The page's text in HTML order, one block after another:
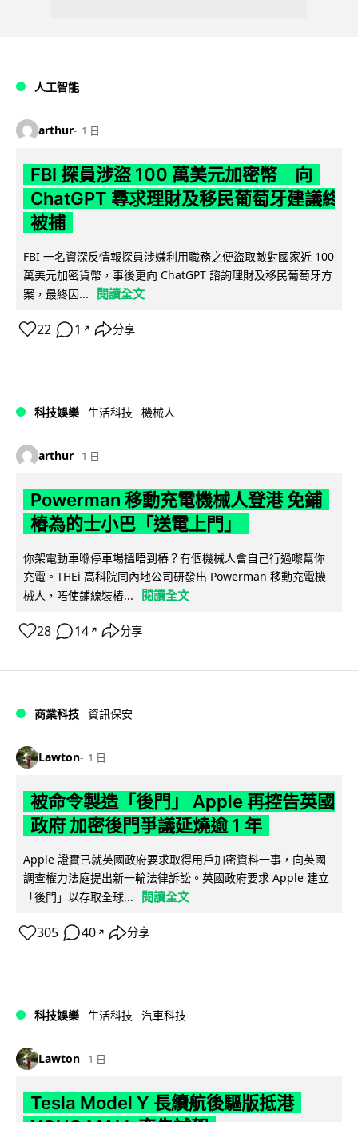
人工智能
arthur 1 日
FBI 探員涉盜 100 萬美元加密幣 向
ChatGPT 尋求理財及移民葡萄牙建議終
被捕
FBI 一名資深反情報探員涉嫌利用職務之便盜取敵對國家近 100
萬美元加密貨幣，事後更向 ChatGPT 諮詢理財及移民葡萄牙方
案，最終因...
閱讀全文
22 1 ↗ 分享
科技娛樂 生活科技 機械人
arthur 1 日
Powerman 移動充電機械人登港 免鋪
樁為的士小巴「送電上門」
你架電動車喺停車場搵唔到樁？有個機械人會自己行過嚟幫你
充電。THEi 高科院同內地公司研發出 Powerman 移動充電機
械人，唔使鋪線裝樁...
閱讀全文
28 14 ↗ 分享
商業科技 資訊保安
Lawton 1 日
被命令製造「後門」 Apple 再控告英國
政府 加密後門爭議延燒逾 1 年
Apple 證實已就英國政府要求取得用戶加密資料一事，向英國
調查權力法庭提出新一輪法律訴訟。英國政府要求 Apple 建立
「後門」以存取全球...
閱讀全文
305 40 ↗ 分享
科技娛樂 生活科技 汽車科技
Lawton 1 日
Tesla Model Y 長續航後驅版抵港